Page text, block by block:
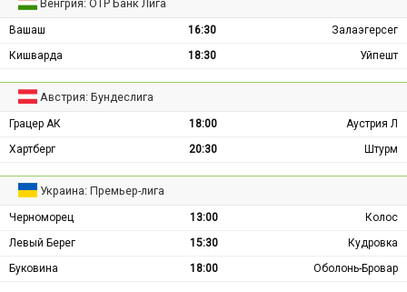
Венгрия: ОТР Банк Лига
Вашаш 16:30
Залаэгерсег
Кишварда
18:30 Уйпешт
Австрия: Бундеслига
Грацер АК 18:00
Аустрия Л
Хартберг
20:30 Штурм
Украина: Премьер-лига
Черноморец 13:00
Колос
Левый Берег
15:30
Кудровка
Буковина
18:00 Оболонь-Бровар